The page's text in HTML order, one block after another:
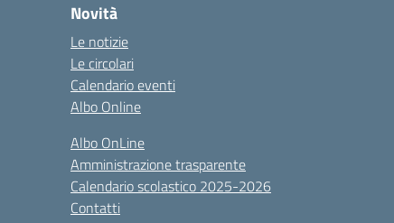
Novità
Le notizie
Le circolari
Calendario eventi
Albo Online
Albo OnLine
Amministrazione trasparente
Calendario scolastico 2025-2026
Contatti